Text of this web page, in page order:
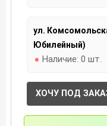
ул.
Юбилейный)
Наличие: 0 шт.
ХОЧУ ПОД